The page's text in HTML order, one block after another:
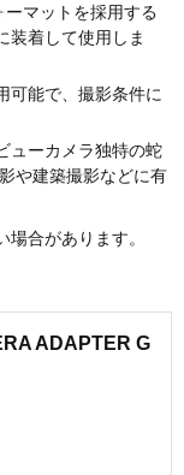
マットを採用する
装着して使用しま
可能で、撮影条件に
ューカメラ独特の蛇
や建築撮影などに有
合があります。
ADAPTER G